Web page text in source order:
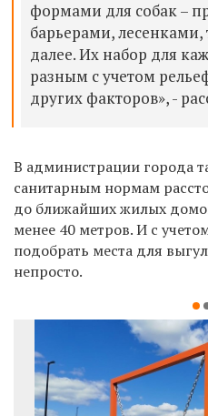
формами для собак –
барьерами,
далее. Их набор для
разным с учетом
других факторов», -
В администрации города
санитарным нормам
до ближайших жилых
менее 40 метров. И с
подобрать места для
непросто.